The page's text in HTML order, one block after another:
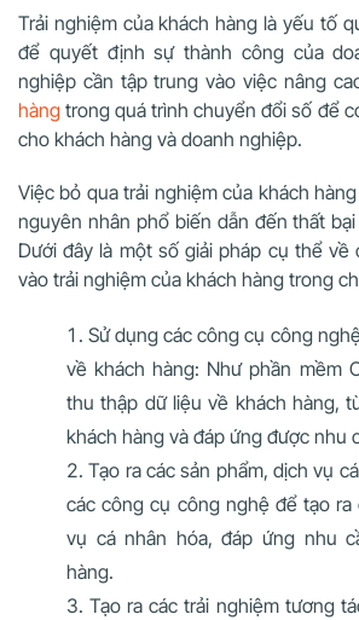
Trải nghiệm của khách hàng là yếu tố
để quyết định sự thành công của
nghiệp cần tập trung vào việc nâng
hàng trong quá trình chuyển đổi số để
cho khách hàng và doanh nghiệp.
Việc bỏ qua trải nghiệm của khách
nguyên nhân phổ biến dẫn đến thất
Dưới đây là một số giải pháp cụ thể
vào trải nghiệm của khách hàng trong
Sử dụng các công cụ công
về khách hàng: Như phần mềm
thu thập dữ liệu về khách hàng,
khách hàng và đáp ứng được nhu
Tạo ra các sản phẩm, dịch vụ
các công cụ công nghệ để tạo ra
vụ cá nhân hóa, đáp ứng nhu
hàng.
Tạo ra các trải nghiệm tương